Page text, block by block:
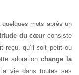
mots après un
du cœur consiste
reçu, qu’il soit petit ou
adoration change la
vie dans toutes ses